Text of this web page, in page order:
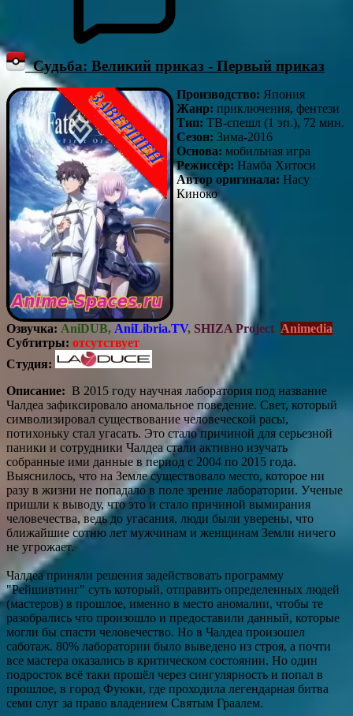
Судьба: Великий приказ - Первый приказ
Производство: Япония
Жанр: приключения, фентези
Тип: ТВ-спешл (1 эп.), 72 мин.
Сезон: Зима-2016
Основа: мобильная игра
Режиссёр: Намба Хитоси
Автор оригинала: Насу
Киноко
Озвучка: AniDUB, AniLibria.TV, SHIZA Project, Animedia
Субтитры: отсутствует
Студия:
Описание: В 2015 году научная лаборатория под название
Чалдеа зафиксировало аномальное поведение. Свет, который
символизировал существование человеческой расы,
потихоньку стал угасать. Это стало причиной для серьезной
паники и сотрудники Чалдеа стали активно изучать
собранные ими данные в период с 2004 по 2015 года.
Выяснилось, что на Земле существовало место, которое ни
разу в жизни не попадало в поле зрение лаборатории. Ученые
пришли к выводу, что это и стало причиной вымирания
человечества, ведь до угасания, люди были уверены, что
ближайшие сотню лет мужчинам и женщинам Земли ничего
не угрожает.
Чалдеа приняли решения задействовать программу
"Рейшивтинг" суть который, отправить определенных людей
(мастеров) в прошлое, именно в место аномалии, чтобы те
разобрались что произошло и предоставили данный, которые
могли бы спасти человечество. Но в Чалдеа произошел
саботаж. 80% лаборатории было выведено из строя, а почти
все мастера оказались в критическом состоянии. Но один
подросток всё таки прошёл через сингулярность и попал в
прошлое, в город Фуюки, где проходила легендарная битва
семи слуг за право владением Святым Граалем.